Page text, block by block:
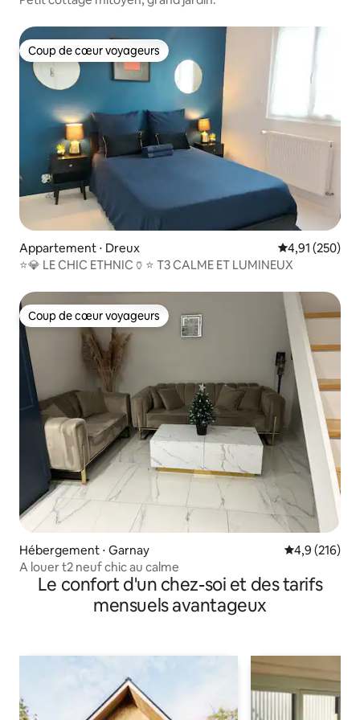
Coup de cœur voyageurs
Coup de cœur voyageurs
Appartement ⋅ Dreux Évaluation
4,91 (250)
⭐💎 LE CHIC ETHNIC🏺⭐ T3 CALME ET LUMINEUX
Coup de cœur voyageurs
Coup de cœur voyageurs
Hébergement ⋅ Garnay Évaluation
4,9 (216)
A louer t2 neuf chic au calme
Le confort d'un chez-soi et des tarifs
mensuels avantageux